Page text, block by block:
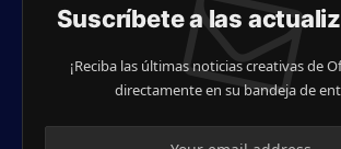
Suscríbete a las
¡Reciba las últimas noticias creativas de
directamente en su bandeja de